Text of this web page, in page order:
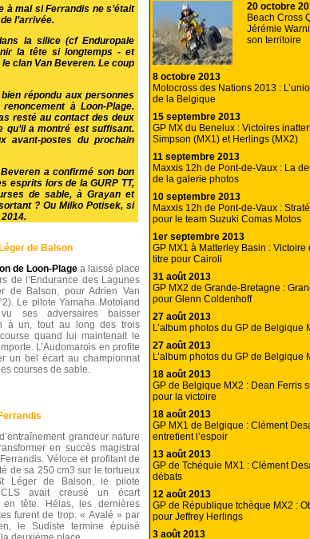
à mal si Ferrandis ne s’était
l’arrivée.
la silice (cf Enduropale
la tête si longtemps - et
clan Van Beveren. Le coup
répondu aux personnes
à Loon-Plage.
resté au contact des deux
qu’il a montré est suffisant.
avant-postes du prochain
a confirmé son bon
esprits lors de la GURP TT,
de sable, à Grayan et
? Ou Milko Potisek, si
de Balson
de Loon-Plage a laissé place
de l’Endurance des Lagunes
de Balson, pour Adrien Van
Le pilote Yamaha Motoland
ses adversaires baisser
à un, tout au long des trois
quand lui maintenait le
L’Audomarois en profite
un bel écart au championnat
courses de sable.
grandeur nature
en succès magistral
Véloce et profitant de
de sa 250 cm3 sur le tortueux
Léger de Balson, le pilote
CLS avait creusé un écart
en tête. Hélas, les dernières
furent de trop. « Avalé » par
le Sudiste termine épuisé
20 octobre
Beach Cross
Jérémie
son territoire
8 octobre 2013
Motocross des Nations 2013 :
de la Belgique
15 septembre 2013
GP MX du Benelux : Victoires
Simpson (MX1) et Herlings (MX2)
11 septembre 2013
Maxxis 12h de Pont-de-Vaux : La
de la galerie photos
10 septembre 2013
Maxxis 12h de Pont-de-Vaux :
pour le team Suzuki Comas Motos
1er septembre 2013
GP MX1 à Matterley Basin : Victoire
titre pour Cairoli
31 août 2013
GP MX2 de Grande-Bretagne :
pour Glenn Coldenhoff
27 août 2013
L’album photos du GP de Belgique
27 août 2013
L’album photos du GP de Belgique
18 août 2013
GP de Belgique MX2 : Dean Ferris
pour la victoire
18 août 2013
GP MX1 de Belgique : Clément
entretient l’espoir
13 août 2013
GP de Tchéquie MX1 : Clément
débats
12 août 2013
GP de République tchèque MX2 :
pour Jeffrey Herlings
3 août 2013